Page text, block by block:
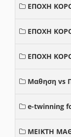
ΕΠΟΧΗ
ΕΠΟΧΗ
ΕΠΟΧΗ
Μαθηση vs
e-twinning
ΜΕΙΚΤΗ